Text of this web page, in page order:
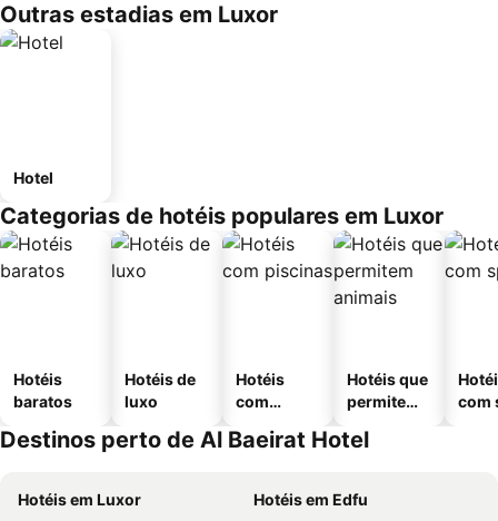
Outras estadias em Luxor
Hotel
Categorias de hotéis populares em Luxor
Hotéis
baratos
Hotéis de
luxo
Hotéis
com
Hotéis que
permitem
com
Destinos perto de Al Baeirat Hotel
Hotéis em Luxor
Hotéis em Edfu